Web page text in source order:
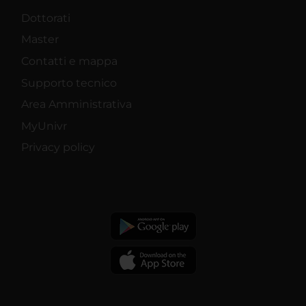
Dottorati
Master
Contatti e mappa
Supporto tecnico
Area Amministrativa
MyUnivr
Privacy policy